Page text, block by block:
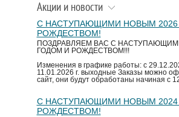
Акции и новости
С НАСТУПАЮЩИМИ НОВЫМ
РОЖДЕСТВОМ!
ПОЗДРАВЛЯЕМ ВАС С
ГОДОМ И РОЖДЕСТВОМ!!!
Изменения в графике работы: с
11.01.2026 г. выходные Заказы можно
сайт, они будут обработаны начиная с
С НАСТУПАЮЩИМИ НОВЫМ
РОЖДЕСТВОМ!